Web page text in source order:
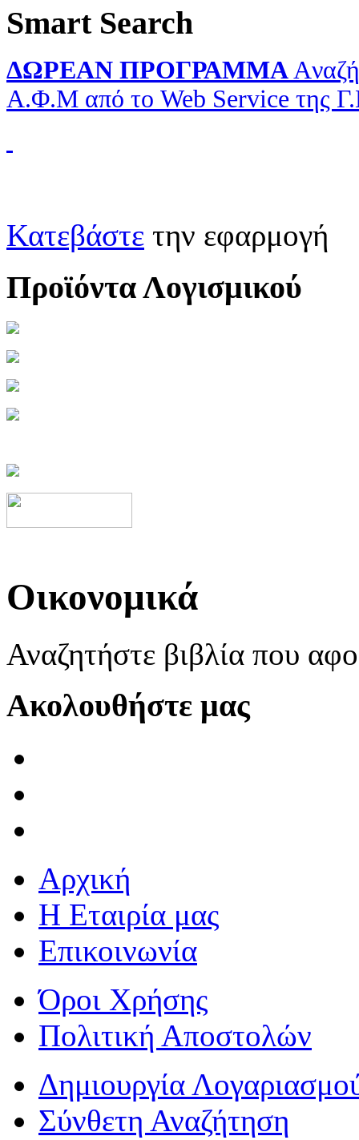
Smart Search
ΔΩΡΕΑΝ ΠΡΟΓΡΑΜΜΑ
Α.Φ.Μ από το Web Service της
Κατεβάστε την εφαρμογή
Προϊόντα Λογισμικού
Οικονομικά
Αναζητήστε βιβλία που
Ακολουθήστε μας
Αρχική
Η Εταιρία μας
Επικοινωνία
Όροι Χρήσης
Πολιτική Αποστολών
Δημιουργία
Σύνθετη Αναζήτηση